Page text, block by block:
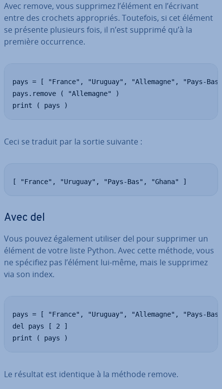
Avec remove, vous supprimez l’élément en l’écrivant
entre des crochets ap­pro­priés. Toutefois, si cet élément
se présente plusieurs fois, il n’est supprimé qu’à la
première oc­cur­rence.
pays = [ "France", "Uruguay", "Allemagne", "Pays-
pays.remove ( "Allemagne" )
print ( pays )
Ceci se traduit par la sortie suivante :
[ "France", "Uruguay", "Pays-Bas", "Ghana" ]
Avec del
Vous pouvez également utiliser del pour supprimer un
élément de votre liste Python. Avec cette méthode, vous
ne spécifiez pas l’élément lui-même, mais le supprimez
via son index.
pays = [ "France", "Uruguay", "Allemagne", "Pays-
del pays [ 2 ]
print ( pays )
Le résultat est identique à la méthode remove.